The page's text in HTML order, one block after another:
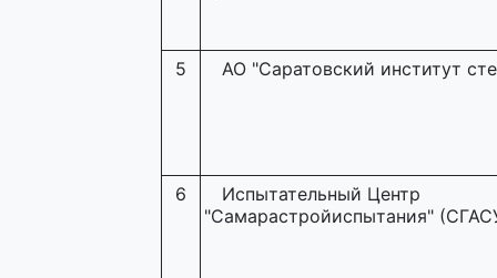
5 АО "Саратовский институт
6
Испытательный Центр
"Самарастройиспытания"